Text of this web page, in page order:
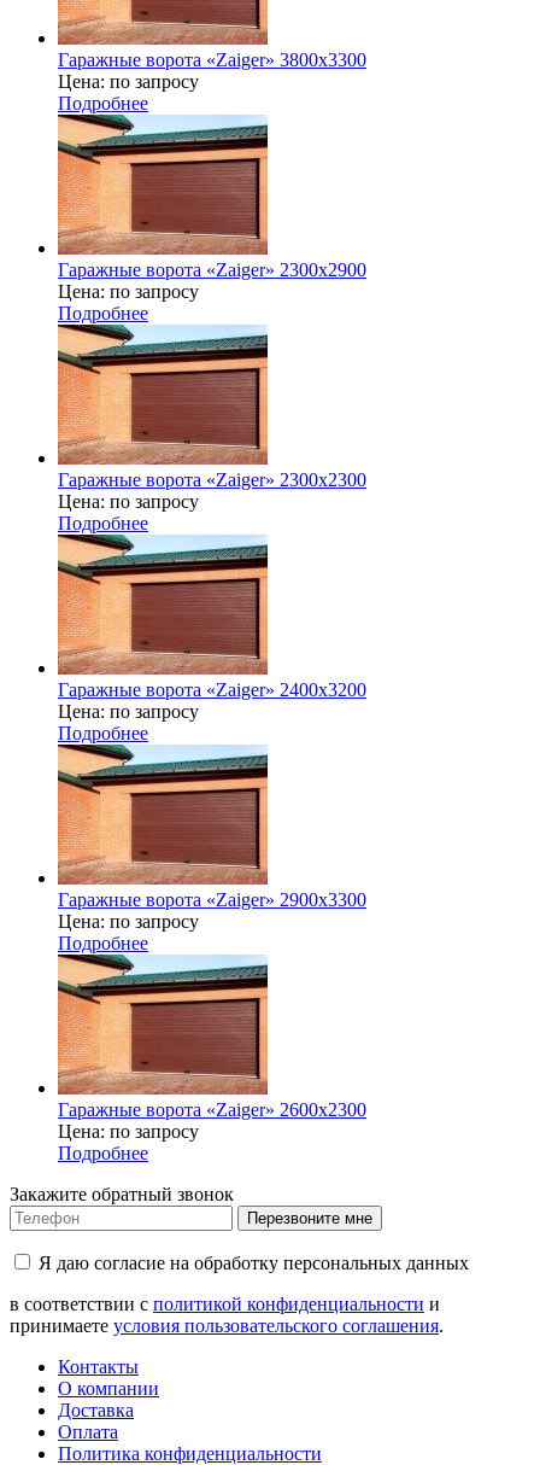
Гаражные ворота «Zaiger» 3800x3300
Цена: по запросу
Подробнее
Гаражные ворота «Zaiger» 2300x2900
Цена: по запросу
Подробнее
Гаражные ворота «Zaiger» 2300х2300
Цена: по запросу
Подробнее
Гаражные ворота «Zaiger» 2400x3200
Цена: по запросу
Подробнее
Гаражные ворота «Zaiger» 2900x3300
Цена: по запросу
Подробнее
Гаражные ворота «Zaiger» 2600х2300
Цена: по запросу
Подробнее
Закажите обратный звонок
Перезвоните мне
Я даю согласие на обработку персональных данных
в соответствии с политикой конфиденциальности и
принимаете условия пользовательского соглашения.
Контакты
О компании
Доставка
Оплата
Политика конфиденциальности